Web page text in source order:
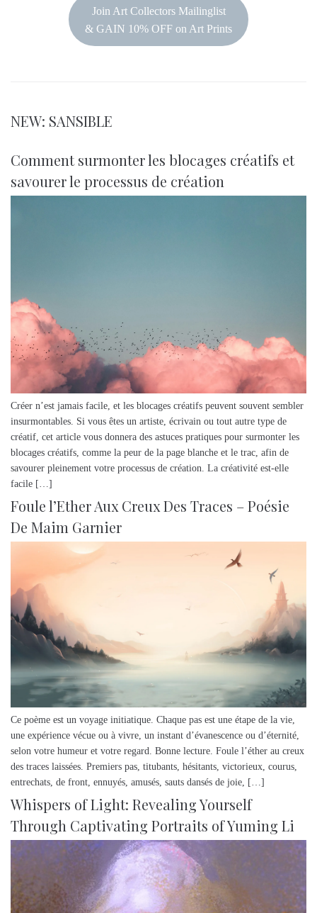
Join Art Collectors Mailinglist
& GAIN 10% OFF on Art Prints
NEW: SANSIBLE
Comment surmonter les blocages créatifs et
savourer le processus de création
Créer n’est jamais facile, et les blocages créatifs peuvent souvent sembler
insurmontables. Si vous êtes un artiste, écrivain ou tout autre type de
créatif, cet article vous donnera des astuces pratiques pour surmonter les
blocages créatifs, comme la peur de la page blanche et le trac, afin de
savourer pleinement votre processus de création. La créativité est-elle
facile […]
Foule l’Ether Aux Creux Des Traces – Poésie
De Maim Garnier
Ce poème est un voyage initiatique. Chaque pas est une étape de la vie,
une expérience vécue ou à vivre, un instant d’évanescence ou d’éternité,
selon votre humeur et votre regard. Bonne lecture. Foule l’éther au creux
des traces laissées. Premiers pas, titubants, hésitants, victorieux, courus,
entrechats, de front, ennuyés, amusés, sauts dansés de joie, […]
Whispers of Light: Revealing Yourself
Through Captivating Portraits of Yuming Li